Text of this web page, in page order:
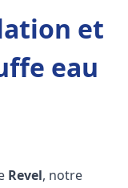
et
eau
Revel, notre